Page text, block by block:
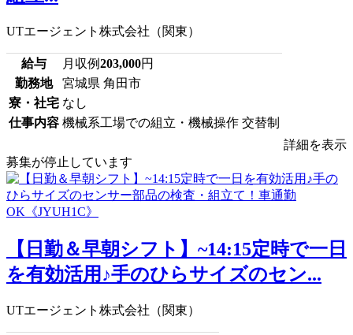
UTエージェント株式会社（関東）
給与 月収例203,000円
勤務地
宮城県 角田市
寮・社宅 なし
仕事内容 機械系工場での組立・機械操作 交替制
詳細を表示
募集が停止しています
【日勤＆早朝シフト】~14:15定時で一日
を有効活用♪手のひらサイズのセン...
UTエージェント株式会社（関東）